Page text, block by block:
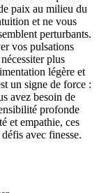
paix au milieu du
et ne vous
perturbants.
vos pulsations
plus
légère et
un signe de force :
avez besoin de
profonde
et empathie, ces
avec finesse.